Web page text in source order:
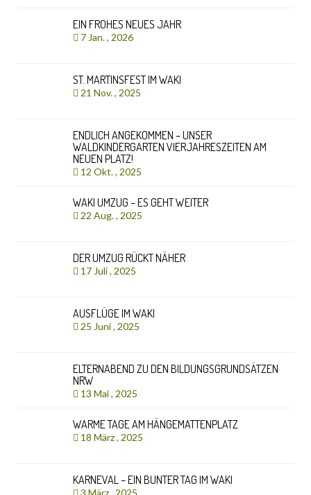
EIN FROHES NEUES JAHR
7 Jan. , 2026
ST. MARTINSFEST IM WAKI
21 Nov. , 2025
ENDLICH ANGEKOMMEN – UNSER
WALDKINDERGARTEN VIERJAHRESZEITEN AM
NEUEN PLATZ!
12 Okt. , 2025
WAKI UMZUG – ES GEHT WEITER
22 Aug. , 2025
DER UMZUG RÜCKT NÄHER
17 Juli , 2025
AUSFLÜGE IM WAKI
25 Juni , 2025
ELTERNABEND ZU DEN BILDUNGSGRUNDSÄTZEN
NRW
13 Mai , 2025
WARME TAGE AM HÄNGEMATTENPLATZ
18 März , 2025
KARNEVAL – EIN BUNTER TAG IM WAKI
3 März , 2025